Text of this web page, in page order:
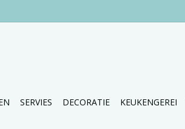
SERVIES DECORATIE KEUKENGEREI